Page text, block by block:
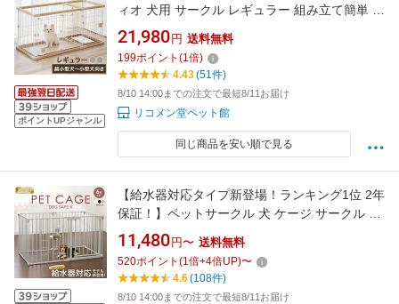
ポイントUPジャンル
ィオ 犬用 サークル レギュラー 組み立て簡単 ト
イレのしつけが出来る ドッグルームサークル
Plus 簡単組立 工具不要 犬用サークル ケージ ゲ
ージ 犬 小型犬 ペット用【送料無料】
21,980 円 送料無料
199ポイント (1倍)
4.43(51件)
8/10 14:00までの注文で最短8/11お届け
リコメン堂ペット館
同じ商品を安い順で見る
【給水器対応タイプ新登場！ランキング1位 2年
保証！】ペットサークル 犬 ケージ サークル ゲ
ージ ペットケージ 犬用 ペットゲージ ペットフ
ェンス 【6枚セット】 給水機 給水器 ゲージ 脱
走防止 ドッグケージ ドッグサークル シンプル
モダン 犬 小型犬 中型犬
11,480 円〜 送料無料
520ポイント (1倍+4倍UP)〜
4.6(108件)
8/10 14:00までの注文で最短8/11お届け